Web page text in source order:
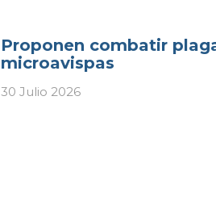
Proponen combatir
microavispas
30 Julio 2026